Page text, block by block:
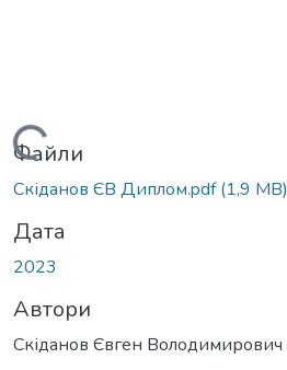
Вантажиться...
Файли
Скіданов ЄВ Диплом.pdf(1,9 MB)
Дата
2023
Автори
Скіданов Євген Володимирович